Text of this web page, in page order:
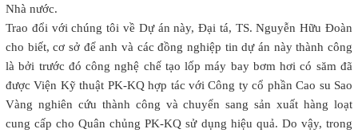
Nhà nước.
Trao đổi với chúng tôi về Dự án này, Đại tá, TS. Nguyễn Hữu Đoàn
cho biết, cơ sở để anh và các đồng nghiệp tin dự án này thành công
là bởi trước đó công nghệ chế tạo lốp máy bay bơm hơi có săm đã
được Viện Kỹ thuật PK-KQ hợp tác với Công ty cổ phần Cao su Sao
Vàng nghiên cứu thành công và chuyển sang sản xuất hàng loạt
cung cấp cho Quân chủng PK-KQ sử dụng hiệu quả. Do vậy, trong